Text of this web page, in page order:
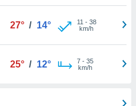
27° / 14° 11 - 38
km/h
25° / 12° 7- 35
km/h